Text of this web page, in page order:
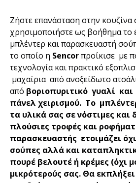
Ζήστε επανάσταση στην κουζίνα
χρησιμοποιήστε ως βοήθημα το
μπλέντερ και παρασκευαστή
το οποίο η Sencorπροίκισε με
τεχνολογία και πρακτικό
μαχαίρια από ανοξείδωτο
από βοριοπυριτικό γυαλί και
πάνελ χειρισμού. Το
τα υλικά σας σε νόστιμες και
πλούσιες τροφές και
παρασκευαστής ετοιμάζει
σούπες αλλά και
πουρέ βελουτέ ή κρέμες (όχι
μικρότερούς σας. Θα